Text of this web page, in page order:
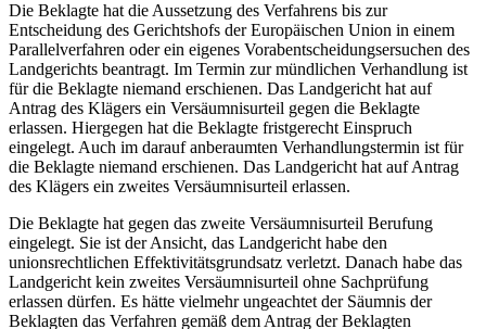
Die Beklagte hat die Aussetzung des Verfahrens bis zur
Entscheidung des Gerichtshofs der Europäischen Union in einem
Parallelverfahren oder ein eigenes Vorabentscheidungsersuchen des
Landgerichts beantragt. Im Termin zur mündlichen Verhandlung ist
für die Beklagte niemand erschienen. Das Landgericht hat auf
Antrag des Klägers ein Versäumnisurteil gegen die Beklagte
erlassen. Hiergegen hat die Beklagte fristgerecht Einspruch
eingelegt. Auch im darauf anberaumten Verhandlungstermin ist für
die Beklagte niemand erschienen. Das Landgericht hat auf Antrag
des Klägers ein zweites Versäumnisurteil erlassen.
Die Beklagte hat gegen das zweite Versäumnisurteil Berufung
eingelegt. Sie ist der Ansicht, das Landgericht habe den
unionsrechtlichen Effektivitätsgrundsatz verletzt. Danach habe das
Landgericht kein zweites Versäumnisurteil ohne Sachprüfung
erlassen dürfen. Es hätte vielmehr ungeachtet der Säumnis der
Beklagten das Verfahren gemäß dem Antrag der Beklagten